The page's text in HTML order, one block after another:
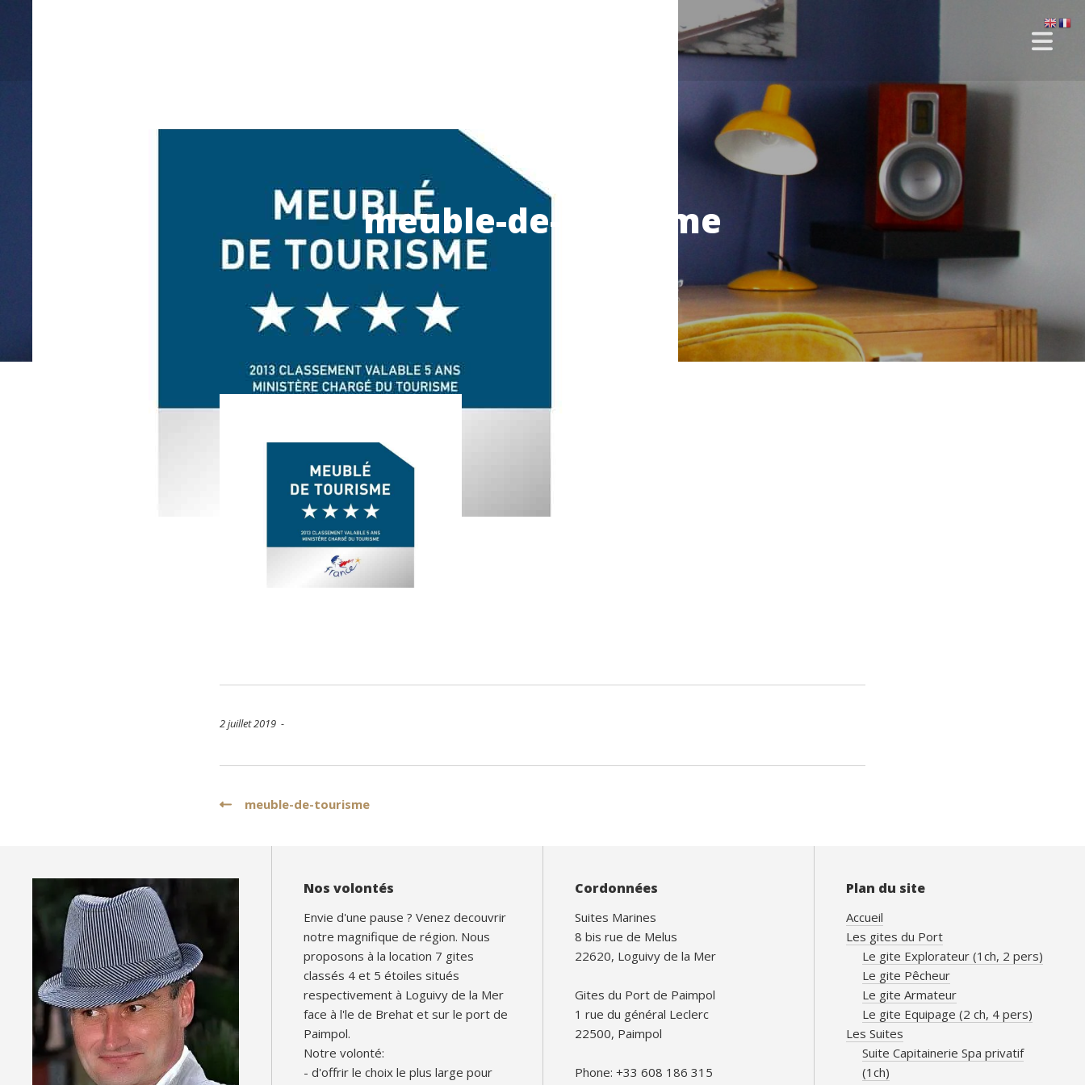
meuble-de-tourisme
2 juillet 2019 -
Navigation
meuble-de-tourisme
Nos volontés
Envie d'une pause ? Venez decouvrir
notre magnifique de région. Nous
proposons à la location 7 gites
classés 4 et 5 étoiles situés
respectivement à Loguivy de la Mer
face à l'le de Brehat et sur le port de
Paimpol.
Notre volonté:
- d'offrir le choix le plus large pour
Cordonnées
Suites Marines
8 bis rue de Melus
22620, Loguivy de la Mer
Gites du Port de Paimpol
1 rue du général Leclerc
22500, Paimpol
Phone: +33 608 186 315
Plan du site
Accueil
Les gites du Port
Le gite Explorateur (1ch, 2 pers)
Le gite Pêcheur
Le gite Armateur
Le gite Equipage (2 ch, 4 pers)
Les Suites
Suite Capitainerie Spa privatif
(1ch)